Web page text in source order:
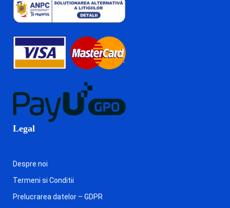
Legal
Despre noi
Termeni si Conditii
Prelucrarea datelor – GDPR